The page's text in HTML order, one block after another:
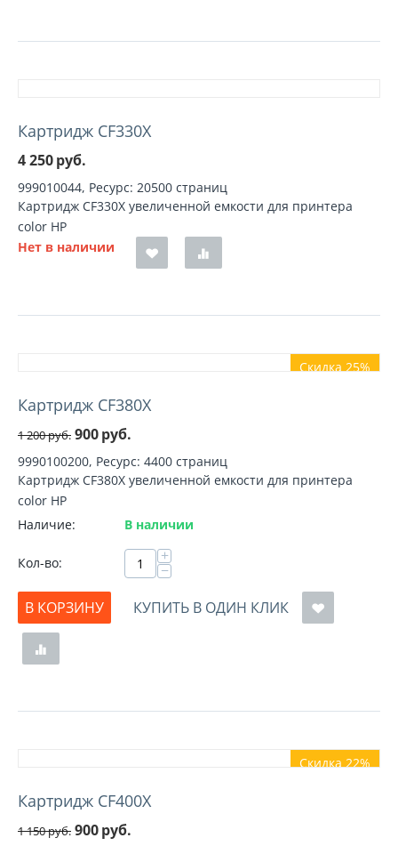
Картридж CF330X
4 250руб.
999010044, Ресурс: 20500 страниц
Картридж CF330X увеличенной емкости для принтера
color HP
Нет в наличии
Скидка 25%
Картридж CF380X
1 200руб. 900руб.
9990100200, Ресурс: 4400 страниц
Картридж CF380X увеличенной емкости для принтера
color HP
Наличие:
В наличии
Кол-во: +
−
В КОРЗИНУ
КУПИТЬ В ОДИН КЛИК
Скидка 22%
Картридж CF400X
1 150руб. 900руб.